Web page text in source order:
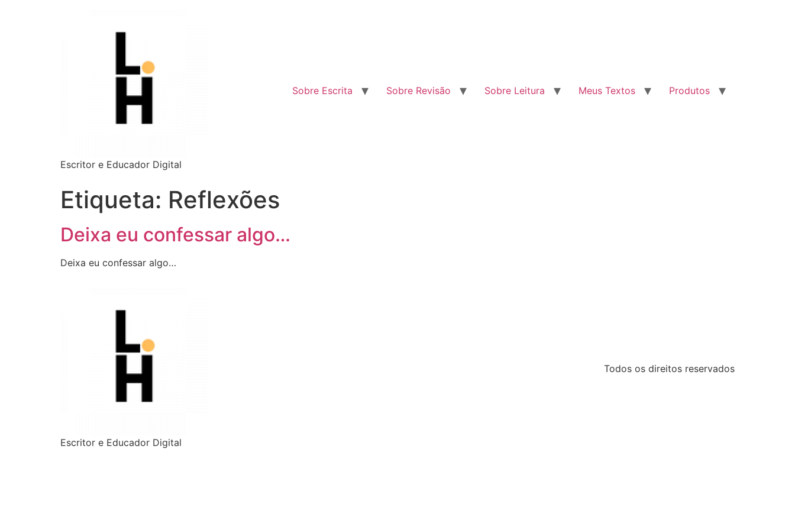
Escritor e Educador Digital
Sobre Escrita Sobre Revisão Sobre Leitura Meus Textos Produtos
Etiqueta: Reflexões
Deixa eu confessar algo…
Deixa eu confessar algo…
Escritor e Educador Digital
Todos os direitos reservados